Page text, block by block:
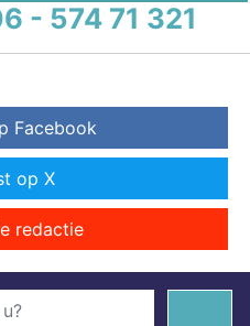
- 574 71 321
Facebook
op X
redactie